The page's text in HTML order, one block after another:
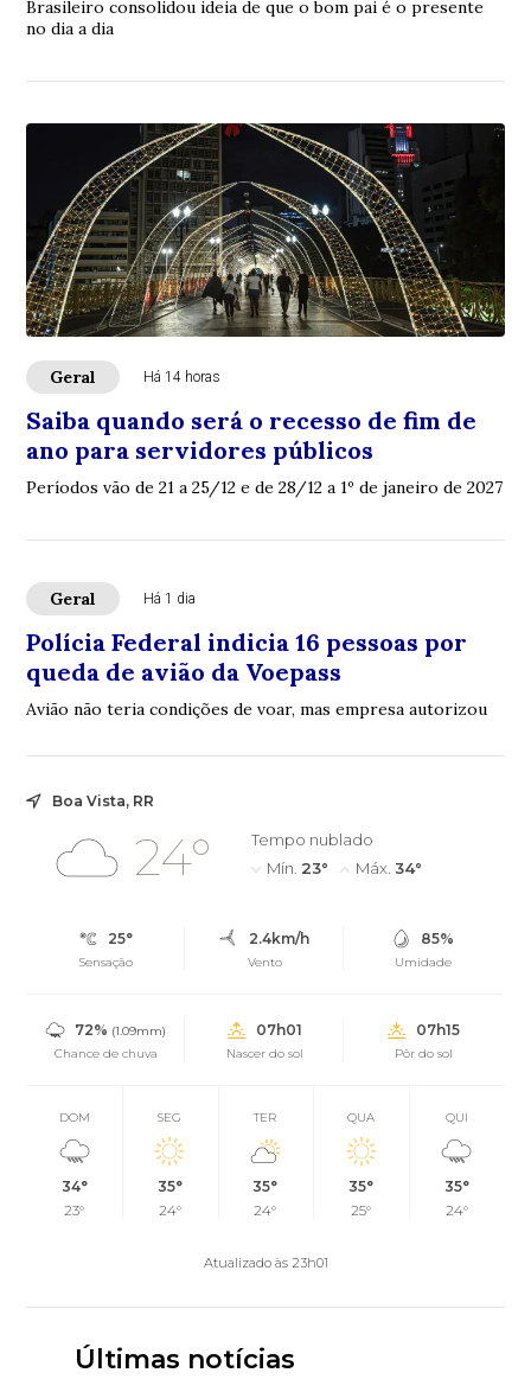
Brasileiro consolidou ideia de que o bom pai é o presente
no dia a dia
Geral Há 14 horas
Saiba quando será o recesso de fim de
ano para servidores públicos
Períodos vão de 21 a 25/12 e de 28/12 a 1º de janeiro de 2027
Geral Há 1 dia
Polícia Federal indicia 16 pessoas por
queda de avião da Voepass
Avião não teria condições de voar, mas empresa autorizou
Boa Vista, RR
24°
Tempo nublado
Mín. 23° Máx. 34°
25°
Sensação
2.4km/h
Vento
85%
Umidade
72% (1.09mm)
Chance de chuva
07h01
Nascer do sol
07h15
Pôr do sol
DOM
34°
23°
SEG
35°
24°
TER
35°
24°
QUA
35°
25°
QUI
35°
24°
Atualizado às 23h01
Últimas notícias